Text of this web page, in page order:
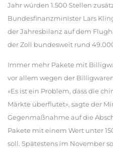
Jahr würden 1.500 Stellen
Bundesfinanzminister Lars
der Jahresbilanz auf dem
der Zoll bundesweit rund
Immer mehr Pakete mit
vor allem wegen der
«Es ist ein Problem, dass die
Märkte überflutet», sagte der
Gegenmaßnahme auf die
Pakete mit einem Wert unter
soll. Spätestens im November